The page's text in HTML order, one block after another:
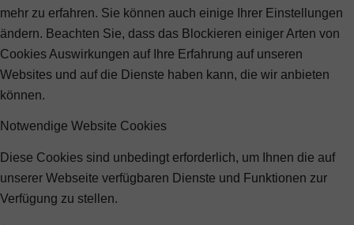
mehr zu erfahren. Sie können auch einige Ihrer Einstellungen
ändern. Beachten Sie, dass das Blockieren einiger Arten von
Cookies Auswirkungen auf Ihre Erfahrung auf unseren
Websites und auf die Dienste haben kann, die wir anbieten
können.
Notwendige Website Cookies
Diese Cookies sind unbedingt erforderlich, um Ihnen die auf
unserer Webseite verfügbaren Dienste und Funktionen zur
Verfügung zu stellen.